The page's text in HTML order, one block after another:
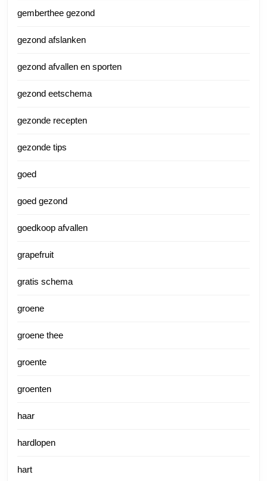
gemberthee gezond
gezond afslanken
gezond afvallen en sporten
gezond eetschema
gezonde recepten
gezonde tips
goed
goed gezond
goedkoop afvallen
grapefruit
gratis schema
groene
groene thee
groente
groenten
haar
hardlopen
hart